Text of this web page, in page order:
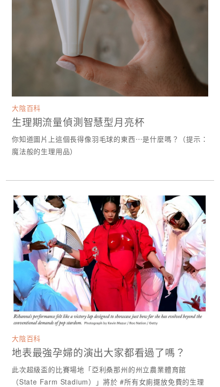
大陰百科
生理期流量偵測智慧型月亮杯
你知道圖片上這個長得像羽毛球的東西⋯是什麼嗎？（提示：
魔法般的生理用品）
大陰百科
地表最強孕婦的演出大家都看過了嗎？
此次超級盃的比賽場地「亞利桑那州的州立農業體育館
（State Farm Stadium）」將於 #所有女廁擺放免費的生理